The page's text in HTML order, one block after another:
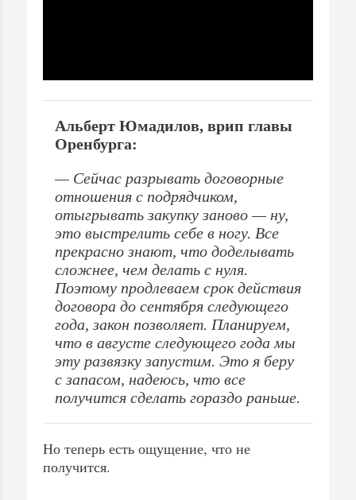
Альберт Юмадилов, врип главы
Оренбурга:
— Сейчас разрывать договорные
отношения с подрядчиком,
отыгрывать закупку заново — ну,
это выстрелить себе в ногу. Все
прекрасно знают, что доделывать
сложнее, чем делать с нуля.
Поэтому продлеваем срок действия
договора до сентября следующего
года, закон позволяет. Планируем,
что в августе следующего года мы
эту развязку запустим. Это я беру
с запасом, надеюсь, что все
получится сделать гораздо раньше.
Но теперь есть ощущение, что не
получится.